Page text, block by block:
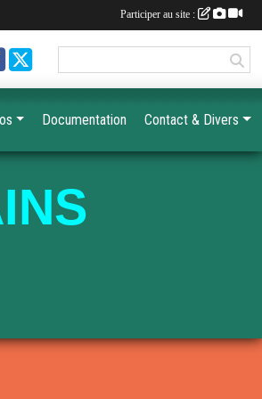
Documentation Contact & Divers
Participer au site :